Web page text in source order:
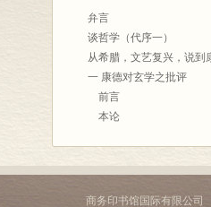
弁言
谈哲学（代序一）
从希腊，文艺复兴，说到
一 康德对玄学之批评
前言
本论
释物如
玄学怎样产生的
商务印书馆国际有限公司